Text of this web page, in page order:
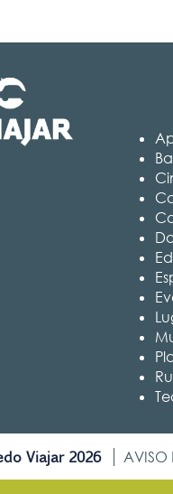
Viajar 2026 AVISO